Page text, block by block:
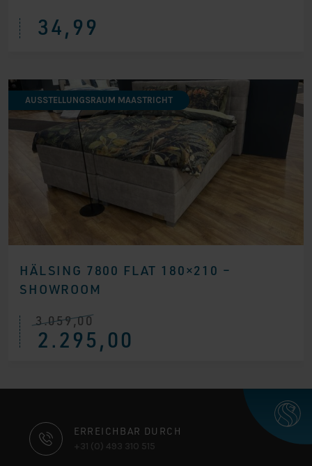
34,99
HÄLSING 7800 FLAT 180×210 –
SHOWROOM
AUSSTELLUNGSRAUM MAASTRICHT
3.059,00
Ursprünglicher
Preis
war:
2.295,00
Aktueller
Preis
ist:
KONTAKTINFORMATIONEN
ERREICHBAR DURCH
+31 (0) 493 310 515